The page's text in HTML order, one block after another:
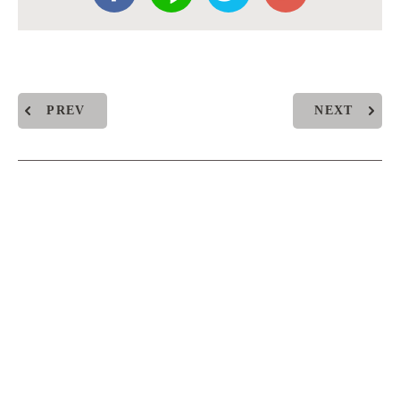
PREV NEXT